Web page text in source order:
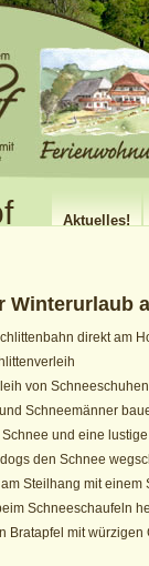
Aktuelles!
Winterurlaub
direkt am
von Schneeschuhen
Schneemänner
und eine
den Schnee
Steilhang mit einem
Schneeschaufeln
Bratapfel mit